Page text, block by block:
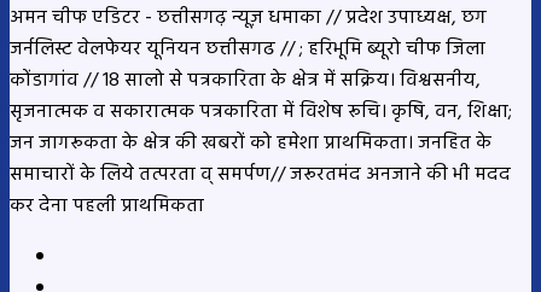
अमन चीफ एडिटर - छत्तीसगढ़ न्यूज़ धमाका // प्रदेश उपाध्यक्ष, छग
जर्नलिस्ट वेलफेयर यूनियन छत्तीसगढ // ; हरिभूमि ब्यूरो चीफ जिला
कोंडागांव // 18 सालो से पत्रकारिता के क्षेत्र में सक्रिय। विश्वसनीय,
सृजनात्मक व सकारात्मक पत्रकारिता में विशेष रूचि। कृषि, वन, शिक्षा;
जन जागरूकता के क्षेत्र की खबरों को हमेशा प्राथमिकता। जनहित के
समाचारों के लिये तत्परता व् समर्पण// जरूरतमंद अनजाने की भी मदद
कर देना पहली प्राथमिकता